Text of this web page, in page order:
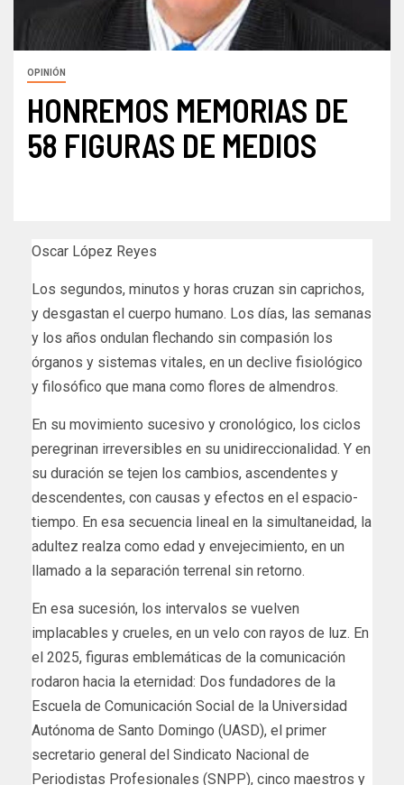
OPINIÓN
HONREMOS MEMORIAS DE
58 FIGURAS DE MEDIOS
Oscar López Reyes
Los segundos, minutos y horas cruzan sin caprichos,
y desgastan el cuerpo humano. Los días, las semanas
y los años ondulan flechando sin compasión los
órganos y sistemas vitales, en un declive fisiológico
y filosófico que mana como flores de almendros.
En su movimiento sucesivo y cronológico, los ciclos
peregrinan irreversibles en su unidireccionalidad. Y en
su duración se tejen los cambios, ascendentes y
descendentes, con causas y efectos en el espacio-
tiempo. En esa secuencia lineal en la simultaneidad, la
adultez realza como edad y envejecimiento, en un
llamado a la separación terrenal sin retorno.
En esa sucesión, los intervalos se vuelven
implacables y crueles, en un velo con rayos de luz. En
el 2025, figuras emblemáticas de la comunicación
rodaron hacia la eternidad: Dos fundadores de la
Escuela de Comunicación Social de la Universidad
Autónoma de Santo Domingo (UASD), el primer
secretario general del Sindicato Nacional de
Periodistas Profesionales (SNPP), cinco maestros y